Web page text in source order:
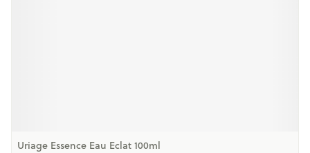
Uriage Essence Eau Eclat 100ml